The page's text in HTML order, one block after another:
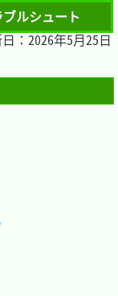
ルシュート
：2026年5月25日